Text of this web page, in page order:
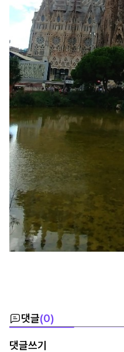
댓글(0)
댓글쓰기